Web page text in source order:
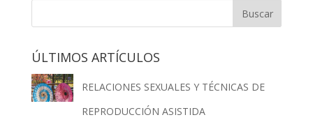
ÚLTIMOS ARTÍCULOS
RELACIONES SEXUALES Y TÉCNICAS DE
REPRODUCCIÓN ASISTIDA